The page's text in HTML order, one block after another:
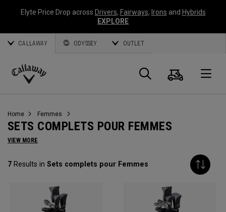
Elyte Price Drop across Drivers, Fairways, Irons and Hybrids
EXPLORE
CALLAWAY ODYSSEY OUTLET
Callaway
Panier
Home Femmes
SETS COMPLETS POUR FEMMES
VIEW MORE
7 Results in Sets complets pour Femmes